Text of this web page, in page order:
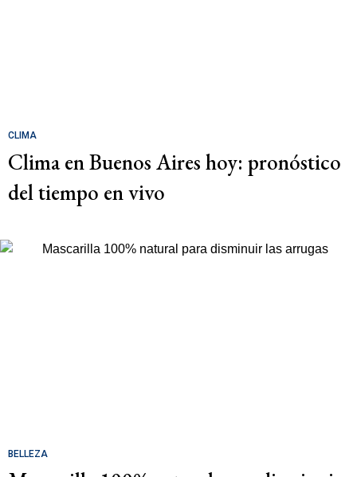
CLIMA
Clima en Buenos Aires hoy: pronóstico
del tiempo en vivo
BELLEZA